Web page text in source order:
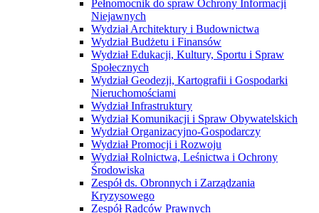
Społecznych
Wydział Geodezji, Kartografii i Gospodarki
Nieruchomościami
Wydział Infrastruktury
Wydział Komunikacji i Spraw Obywatelskich
Wydział Organizacyjno-Gospodarczy
Wydział Promocji i Rozwoju
Wydział Rolnictwa, Leśnictwa i Ochrony
Środowiska
Zespół ds. Obronnych i Zarządzania
Kryzysowego
Zespół Radców Prawnych
Strona główna
Zadanie pn. ” Przebudowa drogi powiatowej Nr 1811L
na terenie gmin: Siedliszcze i Rejowiec Fabryczny”
Zadanie pn. „Budowa drogi powiatowej Nr 1719L